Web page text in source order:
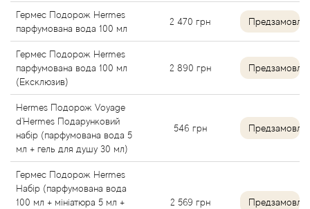
Гермес Подорож Hermes
парфумована вода 100 мл
2 470 грн
Гермес Подорож Hermes
парфумована вода 100 мл
(Ексклюзив)
2 890 грн
Hermes Подорож Voyage
d'Hermes Подарунковий
набір (парфумована вода 5
мл + гель для душу 30 мл)
546 грн
Гермес Подорож Hermes
Набір (парфумована вода
100 мл + мініатюра 5 мл +
2 569 грн
Alyson Oldoini
Alyssa Ashley
American Crew
Amouage
Amouroud
Andre L'Arom